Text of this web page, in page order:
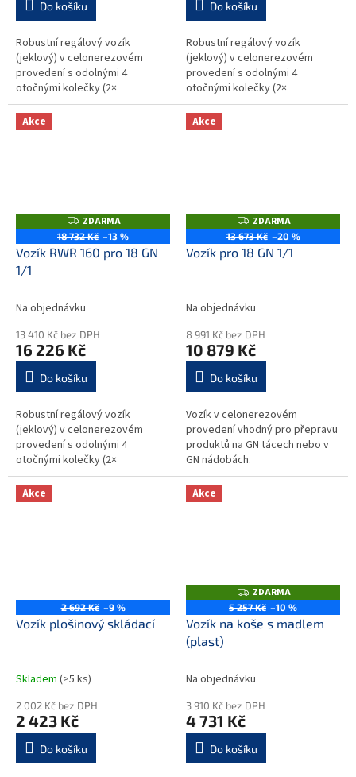
Do košíku
Robustní regálový vozík
(jeklový) v celonerezovém
provedení s odolnými 4
otočnými kolečky (2×
brzděnými) o průměru 125 mm
(syntetická kolečka, odolná
proti korozi podle DIN...
Do košíku
Robustní regálový vozík
(jeklový) v celonerezovém
provedení s odolnými 4
otočnými kolečky (2×
brzděnými) o průměru 125 mm
(syntetická kolečka, odolná
proti korozi podle DIN...
Akce
Z
D
A
R
ZDARMA
18 732 Kč –13 %
Vozík RWR 160 pro 18 GN
1/1
Na objednávku
13 410 Kč bez DPH
16 226 Kč
Do košíku
Robustní regálový vozík
(jeklový) v celonerezovém
provedení s odolnými 4
otočnými kolečky (2×
brzděnými) o průměru 125 mm
(syntetická kolečka, odolná
proti korozi podle DIN...
Akce
Z
D
A
R
ZDARMA
13 673 Kč –20 %
Vozík pro 18 GN 1/1
Na objednávku
8 991 Kč bez DPH
10 879 Kč
Do košíku
Vozík v celonerezovém
provedení vhodný pro přepravu
produktů na GN tácech nebo v
GN nádobách.
Akce
2 692 Kč –9 %
Vozík plošinový skládací
Skladem (>5 ks)
2 002 Kč bez DPH
2 423 Kč
Do košíku
Akce
Z
D
A
R
ZDARMA
5 257 Kč –10 %
Vozík na koše s madlem
(plast)
Na objednávku
3 910 Kč bez DPH
4 731 Kč
Do košíku